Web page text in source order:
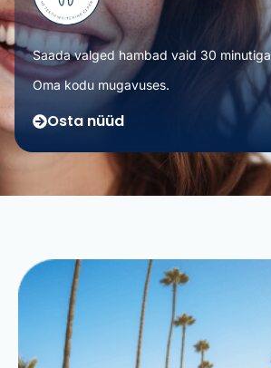
Saada valged hambad vaid 30 minutiga
Oma kodu mugavuses.
Osta nüüd